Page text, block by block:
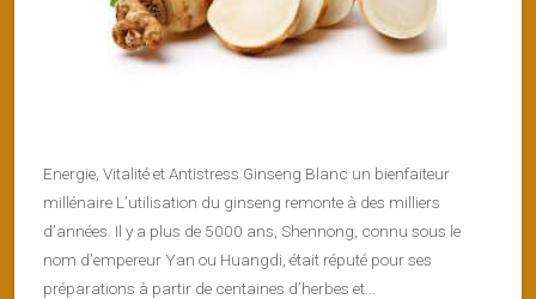
Energie, Vitalité et Antistress Ginseng Blanc un bienfaiteur
millénaire L’utilisation du ginseng remonte à des milliers
d’années. Il y a plus de 5000 ans, Shennong, connu sous le
nom d’empereur Yan ou Huangdi, était réputé pour ses
préparations à partir de centaines d’herbes et…